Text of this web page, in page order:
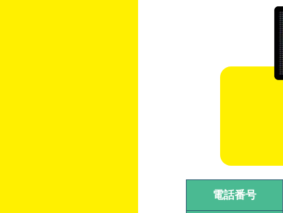
電話番号